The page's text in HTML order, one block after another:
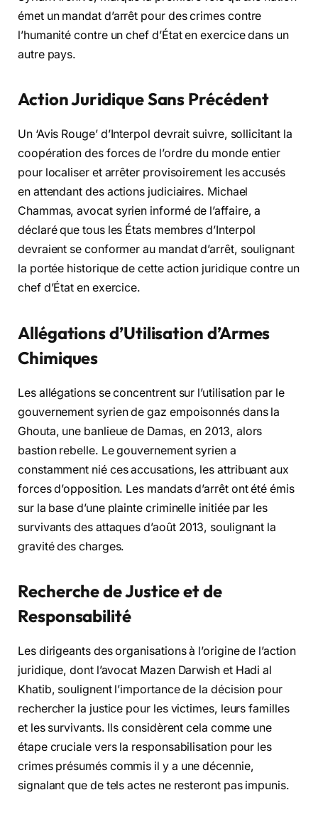
émet un mandat d’arrêt pour des crimes contre
l’humanité contre un chef d’État en exercice dans un
autre pays.
Action Juridique Sans Précédent
Un ‘Avis Rouge’ d’Interpol devrait suivre, sollicitant la
coopération des forces de l’ordre du monde entier
pour localiser et arrêter provisoirement les accusés
en attendant des actions judiciaires. Michael
Chammas, avocat syrien informé de l’affaire, a
déclaré que tous les États membres d’Interpol
devraient se conformer au mandat d’arrêt, soulignant
la portée historique de cette action juridique contre un
chef d’État en exercice.
Allégations d’Utilisation d’Armes
Chimiques
Les allégations se concentrent sur l’utilisation par le
gouvernement syrien de gaz empoisonnés dans la
Ghouta, une banlieue de Damas, en 2013, alors
bastion rebelle. Le gouvernement syrien a
constamment nié ces accusations, les attribuant aux
forces d’opposition. Les mandats d’arrêt ont été émis
sur la base d’une plainte criminelle initiée par les
survivants des attaques d’août 2013, soulignant la
gravité des charges.
Recherche de Justice et de
Responsabilité
Les dirigeants des organisations à l’origine de l’action
juridique, dont l’avocat Mazen Darwish et Hadi al
Khatib, soulignent l’importance de la décision pour
rechercher la justice pour les victimes, leurs familles
et les survivants. Ils considèrent cela comme une
étape cruciale vers la responsabilisation pour les
crimes présumés commis il y a une décennie,
signalant que de tels actes ne resteront pas impunis.